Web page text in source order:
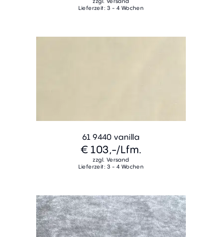
Lieferzeit: 3 - 4 Wochen
61 9440 vanilla
€ 103,-/Lfm.
zzgl. Versand
Lieferzeit: 3 - 4 Wochen